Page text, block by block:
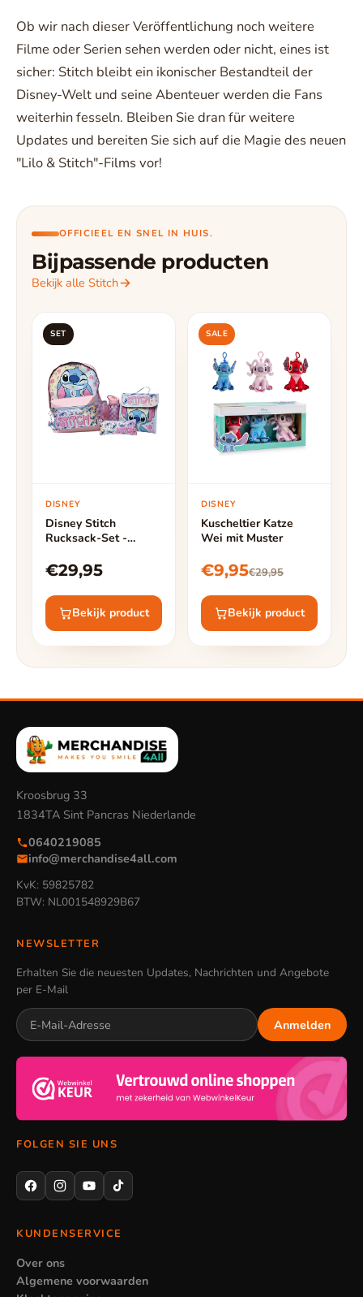
Ob wir nach dieser Veröffentlichung noch weitere
Filme oder Serien sehen werden oder nicht, eines ist
sicher: Stitch bleibt ein ikonischer Bestandteil der
Disney-Welt und seine Abenteuer werden die Fans
weiterhin fesseln. Bleiben Sie dran für weitere
Updates und bereiten Sie sich auf die Magie des neuen
"Lilo & Stitch"-Films vor!
OFFICIEEL EN SNEL IN HUIS.
Bijpassende producten
Bekijk alle Stitch
SET
DISNEY
Disney Stitch
Rucksack-Set -
Lunchtasche,
Trinkflasche &
Federmäppchen -
Pink
€29,95
Bekijk product
SALE
DISNEY
Kuscheltier Katze
Wei mit Muster
€9,95€29,95
Bekijk product
Kroosbrug 33
1834TA Sint Pancras Niederlande
0640219085
info@merchandise4all.com
KvK: 59825782
BTW: NL001548929B67
NEWSLETTER
Erhalten Sie die neuesten Updates, Nachrichten und Angebote
per E-Mail
Anmelden
FOLGEN SIE UNS
KUNDENSERVICE
Over ons
Algemene voorwaarden